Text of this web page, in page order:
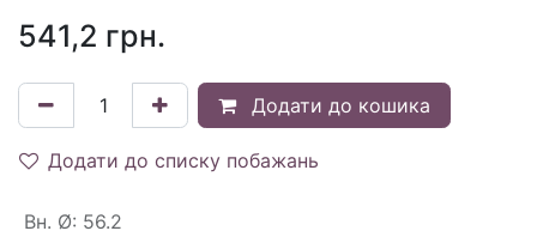
541,2 грн.
Додати до кошика
Додати до списку побажань
Вн. Ø: 56.2